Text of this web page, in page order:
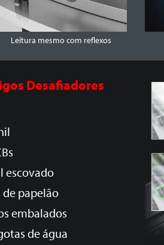
Leitura mesmo com reflexos
Desafiadores
escovado
de papelão
embalados
de água